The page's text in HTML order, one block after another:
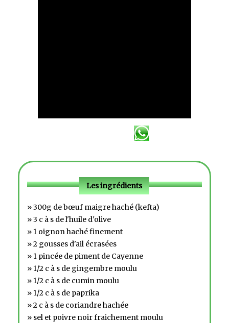
Les ingrédients
» 300g de bœuf maigre haché (kefta)
» 3 c à s de l'huile d'olive
» 1 oignon haché finement
» 2 gousses d'ail écrasées
» 1 pincée de piment de Cayenne
» 1/2 c à s de gingembre moulu
» 1/2 c à s de cumin moulu
» 1/2 c à s de paprika
» 2 c à s de coriandre hachée
» sel et poivre noir fraichement moulu